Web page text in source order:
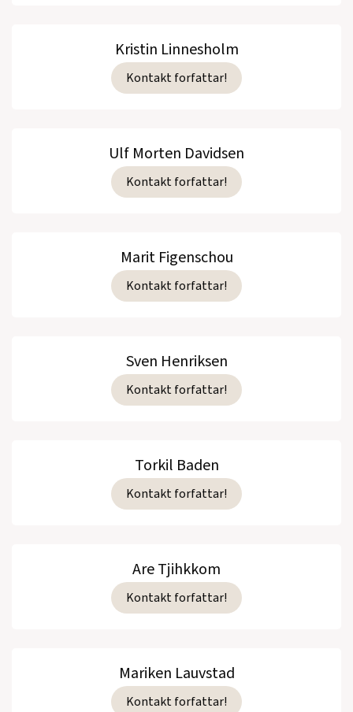
Kristin Linnesholm
Kontakt forfattar!
Ulf Morten Davidsen
Kontakt forfattar!
Marit Figenschou
Kontakt forfattar!
Sven Henriksen
Kontakt forfattar!
Torkil Baden
Kontakt forfattar!
Are Tjihkkom
Kontakt forfattar!
Mariken Lauvstad
Kontakt forfattar!